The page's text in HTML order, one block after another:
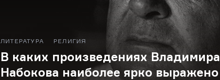
ЛИТЕРАТУРА РЕЛИГИЯ
В каких произведениях Владимира
Набокова наиболее ярко выражено